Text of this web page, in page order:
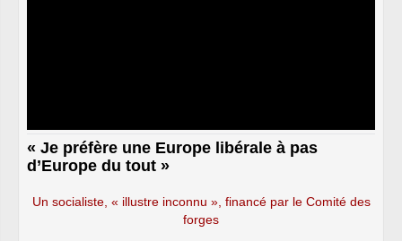
« Je préfère une Europe libérale à pas
d’Europe du tout »
Un socialiste, « illustre inconnu », financé par le Comité des
forges